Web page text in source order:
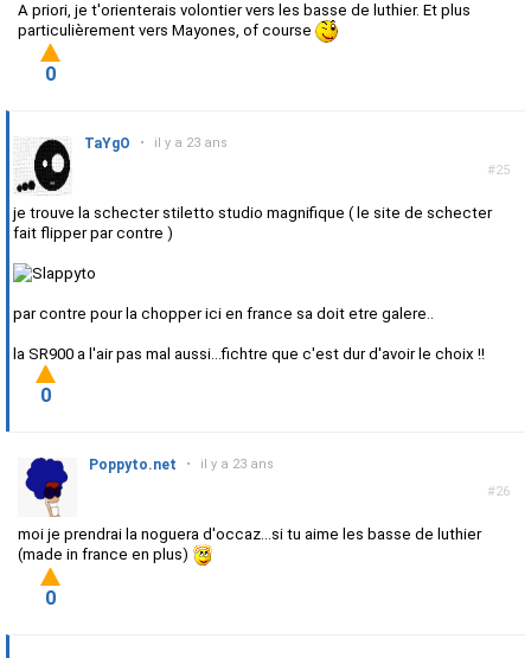
A priori, je t'orienterais volontier vers les basse de luthier. Et plus
particulièrement vers Mayones, of course
0
#25
TaYgO • il y a 23 ans
je trouve la schecter stiletto studio magnifique ( le site de schecter
fait flipper par contre )
par contre pour la chopper ici en france sa doit etre galere..
la SR900 a l'air pas mal aussi...fichtre que c'est dur d'avoir le choix !!
0
#26
Poppyto.net • il y a 23 ans
moi je prendrai la noguera d'occaz...si tu aime les basse de luthier
(made in france en plus)
0